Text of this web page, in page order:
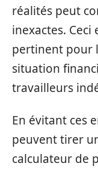
réalités peut
inexactes.
pertinent pour
situation
travailleurs
En évitant ces
peuvent tirer
calculateur de